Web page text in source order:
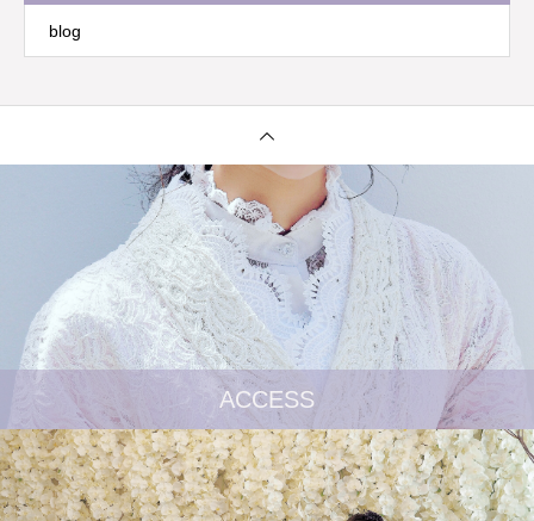
blog
ACCESS